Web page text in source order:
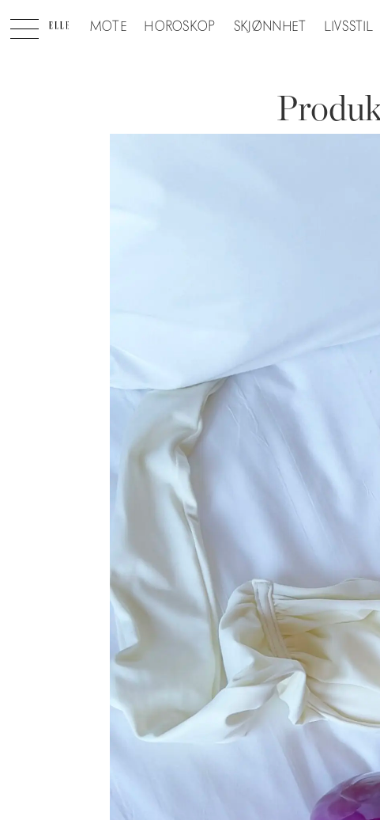
MOTE HOROSKOP SKJØNNHET LIVSSTIL